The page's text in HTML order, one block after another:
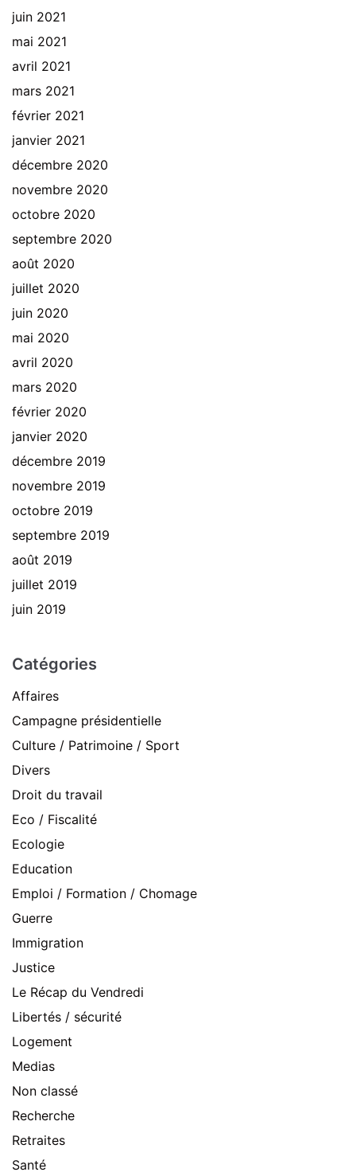
juin 2021
mai 2021
avril 2021
mars 2021
février 2021
janvier 2021
décembre 2020
novembre 2020
octobre 2020
septembre 2020
août 2020
juillet 2020
juin 2020
mai 2020
avril 2020
mars 2020
février 2020
janvier 2020
décembre 2019
novembre 2019
octobre 2019
septembre 2019
août 2019
juillet 2019
juin 2019
Catégories
Affaires
Campagne présidentielle
Culture / Patrimoine / Sport
Divers
Droit du travail
Eco / Fiscalité
Ecologie
Education
Emploi / Formation / Chomage
Guerre
Immigration
Justice
Le Récap du Vendredi
Libertés / sécurité
Logement
Medias
Non classé
Recherche
Retraites
Santé